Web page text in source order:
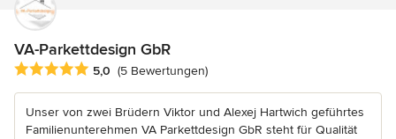
VA-Parkettdesign GbR
Durchschnittliche Bewertung: 5 von 5 Sternen
5,0 (5 Bewertungen)
Unser von zwei Brüdern Viktor und Alexej Hartwich geführtes
Familienunterehmen VA Parkettdesign GbR steht für Qualität